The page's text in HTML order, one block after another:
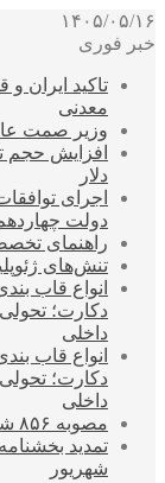
۱۴۰۵/۰۵/۱۶
خبر فوری
تاکید ایران
معدنی
وزیر صمت
دلار
اجرای
دولت
راهنمای
تنش‌های
انواع قاب
دکارت؛
داخلی
انواع قاب
دکارت؛
داخلی
مصوبه ۸۵۶ شورای رقابت؛ این جاده یک‌طرفه است
شهریور